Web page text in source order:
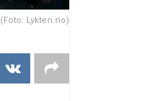
Lykten.no)